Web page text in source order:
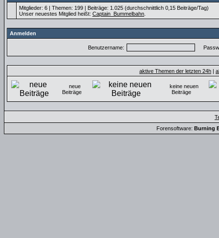
Mitglieder: 6 | Themen: 199 | Beiträge: 1.025 (durchschnittlich 0,15 Beiträge/Tag)
Unser neuestes Mitglied heißt: Captain_Bummelbahn
Anmelden
Benutzername:
aktive Themen der letzten 24h |
neue
Beiträge
keine neuen
Beiträge
Forensoftware: Burning